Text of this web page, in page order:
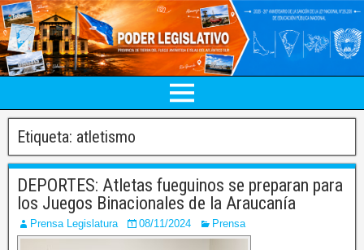
Etiqueta: atletismo
DEPORTES: Atletas fueguinos se preparan para
los Juegos Binacionales de la Araucanía
Prensa Legislatura 08/11/2024 Prensa